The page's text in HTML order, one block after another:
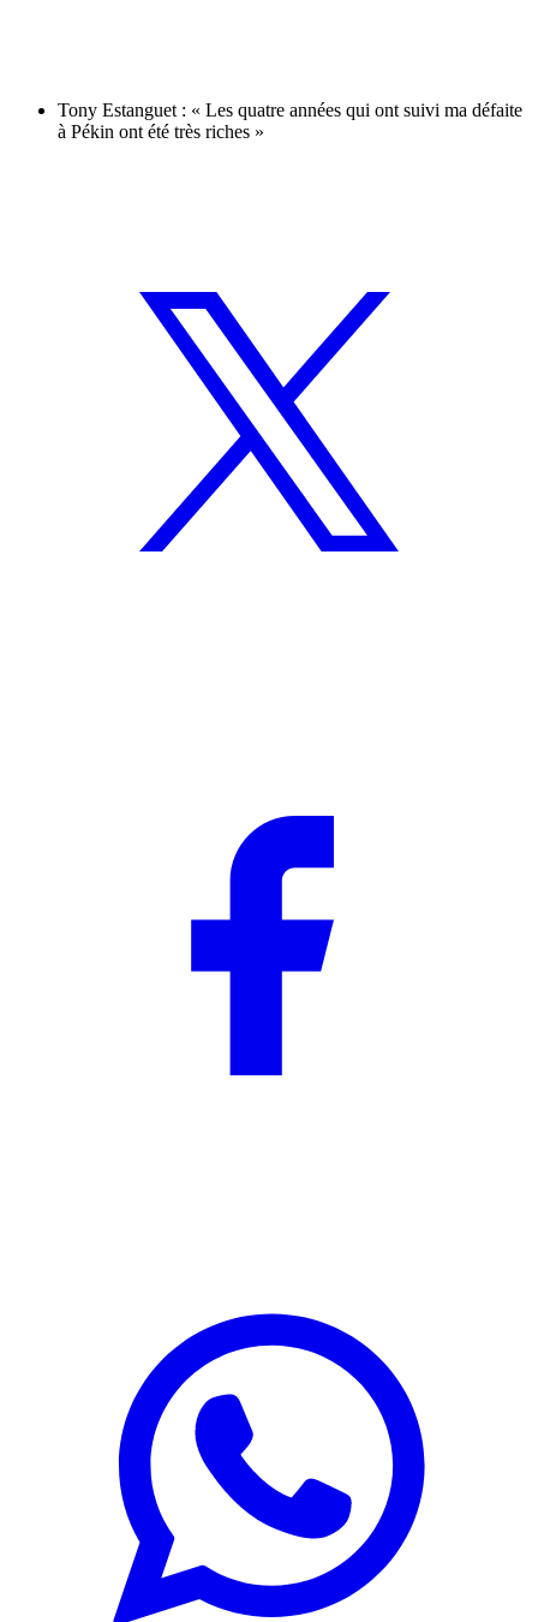
Tony Estanguet : « Les quatre années qui ont suivi ma défaite
à Pékin ont été très riches »